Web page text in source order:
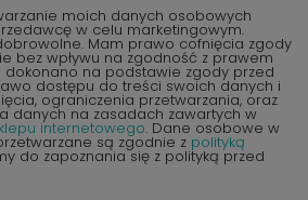
moich danych osobowych
w celu marketingowym.
Mam prawo cofnięcia zgody
bez wpływu na zgodność z prawem
dokonano na podstawie zgody przed
dostępu do treści swoich danych i
ograniczenia przetwarzania, oraz
danych na zasadach zawartych w
internetowego. Dane osobowe w
są zgodnie z polityką
do zapoznania się z polityką przed